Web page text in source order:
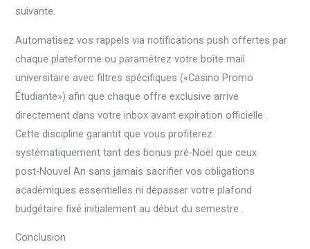
suivante.
Automatisez vos rappels via notifications push offertes par
chaque plateforme ou paramétrez votre boîte mail
universitaire avec filtres spécifiques («Casino Promo
Étudiante») afin que chaque offre exclusive arrive
directement dans votre inbox avant expiration officielle .
Cette discipline garantit que vous profiterez
systématiquement tant des bonus pré‑Noël que ceux
post‑Nouvel An sans jamais sacrifier vos obligations
académiques essentielles ni dépasser votre plafond
budgétaire fixé initialement au début du semestre .
Conclusion